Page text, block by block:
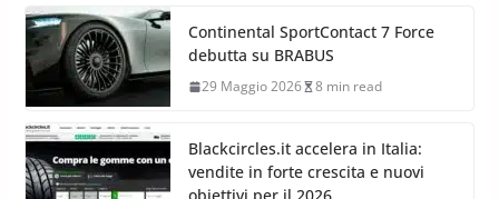
Continental SportContact 7 Force
debutta su BRABUS
29 Maggio 2026 8 min read
Blackcircles.it accelera in Italia:
vendite in forte crescita e nuovi